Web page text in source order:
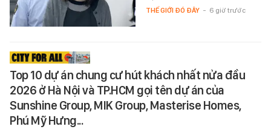
THẾ GIỚI ĐÓ ĐÂY - 6 giờ trước
Top 10 dự án chung cư hút khách nhất nửa đầu
2026 ở Hà Nội và TP.HCM gọi tên dự án của
Sunshine Group, MIK Group, Masterise Homes,
Phú Mỹ Hưng...